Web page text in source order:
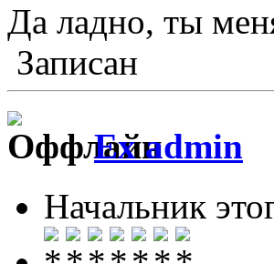
Да ладно, ты
Записан
Ex admin
Начальник